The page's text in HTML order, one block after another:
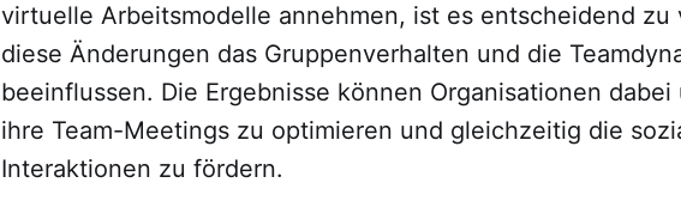
virtuelle Arbeitsmodelle annehmen, ist es entscheidend zu
diese Änderungen das Gruppenverhalten und die
beeinflussen. Die Ergebnisse können Organisationen
ihre Team-Meetings zu optimieren und gleichzeitig die
Interaktionen zu fördern.